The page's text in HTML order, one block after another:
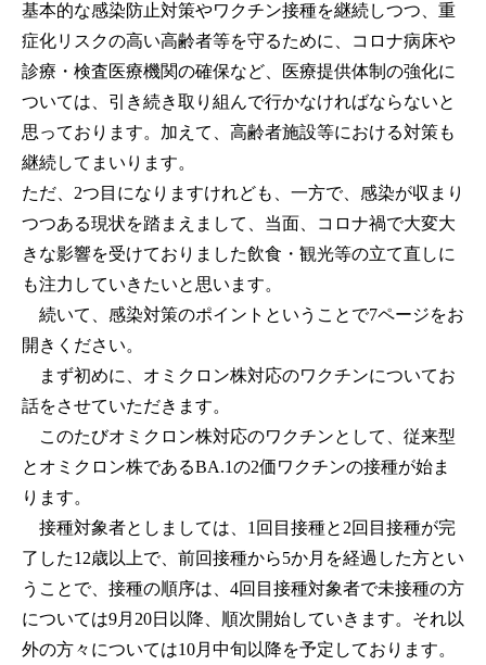
基本的な感染防止対策やワクチン接種を継続しつつ、重
症化リスクの高い高齢者等を守るために、コロナ病床や
診療・検査医療機関の確保など、医療提供体制の強化に
ついては、引き続き取り組んで行かなければならないと
思っております。加えて、高齢者施設等における対策も
継続してまいります。
ただ、2つ目になりますけれども、一方で、感染が収まり
つつある現状を踏まえまして、当面、コロナ禍で大変大
きな影響を受けておりました飲食・観光等の立て直しに
も注力していきたいと思います。
続いて、感染対策のポイントということで7ページをお
開きください。
まず初めに、オミクロン株対応のワクチンについてお
話をさせていただきます。
このたびオミクロン株対応のワクチンとして、従来型
とオミクロン株であるBA.1の2価ワクチンの接種が始ま
ります。
接種対象者としましては、1回目接種と2回目接種が完
了した12歳以上で、前回接種から5か月を経過した方とい
うことで、接種の順序は、4回目接種対象者で未接種の方
については9月20日以降、順次開始していきます。それ以
外の方々については10月中旬以降を予定しております。